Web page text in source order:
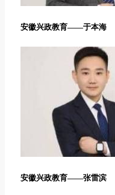
安徽兴政教育——于本海
安徽兴政教育——张雷滨